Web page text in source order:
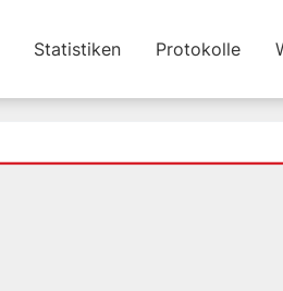
Statistiken Protokolle